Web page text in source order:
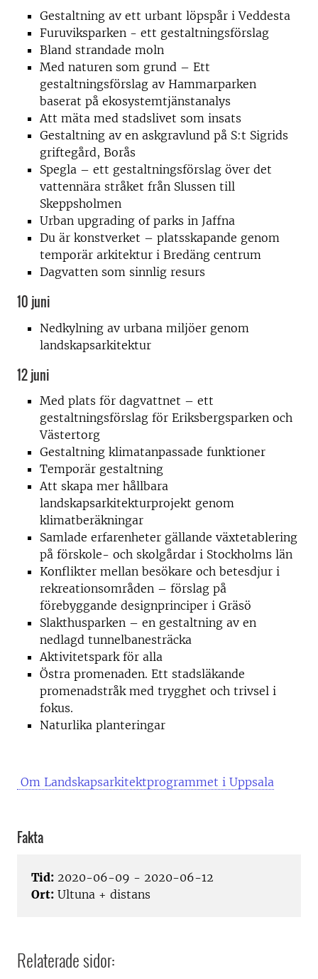
Gestaltning av ett urbant löpspår i Veddesta
Furuviksparken - ett gestaltningsförslag
Bland strandade moln
Med naturen som grund – Ett
gestaltningsförslag av Hammarparken
baserat på ekosystemtjänstanalys
Att mäta med stadslivet som insats
Gestaltning av en askgravlund på S:t Sigrids
griftegård, Borås
Spegla – ett gestaltningsförslag över det
vattennära stråket från Slussen till
Skeppsholmen
Urban upgrading of parks in Jaffna
Du är konstverket – platsskapande genom
temporär arkitektur i Bredäng centrum
Dagvatten som sinnlig resurs
10 juni
Nedkylning av urbana miljöer genom
landskapsarkitektur
12 juni
Med plats för dagvattnet – ett
gestaltningsförslag för Eriksbergsparken och
Västertorg
Gestaltning klimatanpassade funktioner
Temporär gestaltning
Att skapa mer hållbara
landskapsarkitekturprojekt genom
klimatberäkningar
Samlade erfarenheter gällande växtetablering
på förskole- och skolgårdar i Stockholms län
Konflikter mellan besökare och betesdjur i
rekreationsområden – förslag på
förebyggande designprinciper i Gräsö
Slakthusparken – en gestaltning av en
nedlagd tunnelbanesträcka
Aktivitetspark för alla
Östra promenaden. Ett stadsläkande
promenadstråk med trygghet och trivsel i
fokus.
Naturlika planteringar
Om Landskapsarkitektprogrammet i Uppsala
Fakta
Tid: 2020-06-09 - 2020-06-12
Ort: Ultuna + distans
Relaterade sidor: